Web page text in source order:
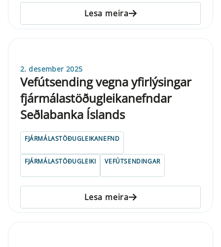
Lesa meira
2. desember 2025
Vefútsending vegna yfirlýsingar
fjármálastöðugleikanefndar
Seðlabanka Íslands
FJÁRMÁLASTÖÐUGLEIKANEFND
FJÁRMÁLASTÖÐUGLEIKI VEFÚTSENDINGAR
Lesa meira